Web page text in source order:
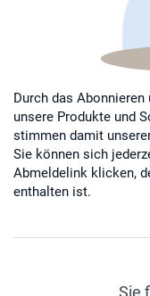
Durch das
unsere Produkte und
stimmen damit
Sie können sich
Abmeldelink klicken,
enthalten ist.